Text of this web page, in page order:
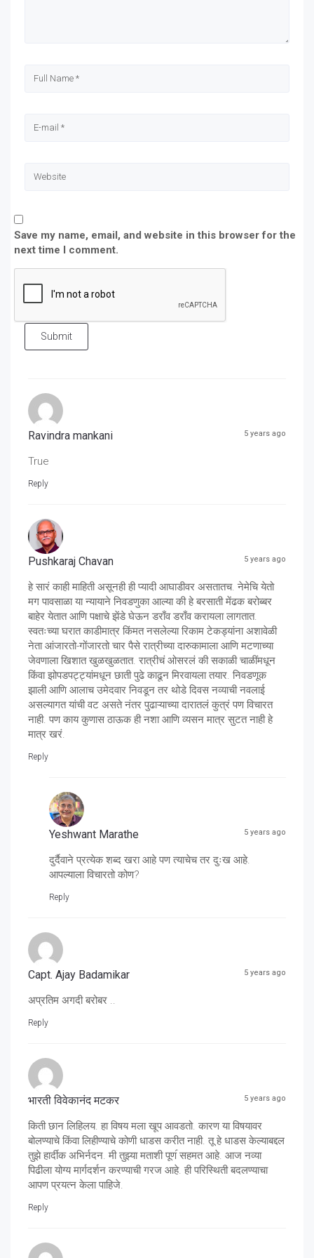
Save my name, email, and website in this browser for the
next time I comment.
Submit
Ravindra mankani 5 years ago
True
Reply
Pushkaraj Chavan 5 years ago
हे सारं काही माहिती असूनही ही प्यादी आघाडीवर असतातच. नेमेचि येतो
मग पावसाळा या न्यायाने निवडणुका आल्या की हे बरसाती मेंढक बरोब्बर
बाहेर येतात आणि पक्षाचे झेंडे घेऊन डराँव डराँव करायला लागतात.
स्वतःच्या घरात काडीमात्र किंमत नसलेल्या रिकाम टेकड्यांना अशावेळी
नेता आंजारतो-गोंजारतो चार पैसे रात्रीच्या दारुकामाला आणि मटणाच्या
जेवणाला खिशात खुळखुळतात. रात्रीचं ओसरलं की सकाळी चाळींमधून
किंवा झोपडपट्ट्यांमधून छाती पुढे काढून मिरवायला तयार. निवडणूक
झाली आणि आलाच उमेदवार निवडून तर थोडे दिवस नव्याची नवलाई
असल्यागत यांची वट असते नंतर पुढाऱ्याच्या दारातलं कुत्रं पण विचारत
नाही. पण काय कुणास ठाऊक ही नशा आणि व्यसन मात्र सुटत नाही हे
मात्र खरं.
Reply
Yeshwant Marathe 5 years ago
दुर्दैवाने प्रत्येक शब्द खरा आहे पण त्याचेच तर दुःख आहे.
आपल्याला विचारतो कोण?
Reply
Capt. Ajay Badamikar 5 years ago
अप्रतिम अगदी बरोबर ..
Reply
भारती विवेकानंद मटकर 5 years ago
किती छान लिहिलय. हा विषय मला खूप आवडतो. कारण या विषयावर
बोलण्याचे किंवा लिहीण्याचे कोणी धाडस करीत नाही. तू हे धाडस केल्याबद्दल
तुझे हार्दीक अभिर्नदन. मी तुझ्या मताशी पूण॔ सहमत आहे. आज नव्या
पिढीला योग्य मार्गदर्शन करण्याची गरज आहे. ही परिस्थिती बदलण्याचा
आपण प्रयत्न केला पाहिजे.
Reply